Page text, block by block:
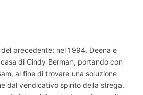
precedente: nel 1994, Deena e
di Cindy Berman, portando con
al fine di trovare una soluzione
dal vendicativo spirito della strega.